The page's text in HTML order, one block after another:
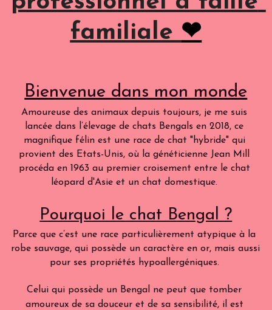
familiale ❤
Bienvenue dans mon monde
Amoureuse des animaux depuis toujours, je me suis
lancée dans l’élevage de chats Bengals en 2018, ce
magnifique félin est une race de chat "hybride" qui
provient des Etats-Unis, où la généticienne Jean Mill
procéda en 1963 au premier croisement entre le chat
léopard d'Asie et un chat domestique.
Pourquoi le chat Bengal ?
Parce que c’est une race particulièrement atypique à la
robe sauvage, qui possède un caractère en or, mais aussi
pour ses propriétés hypoallergéniques.
Celui qui possède un Bengal ne peut que tomber
amoureux de sa douceur et de sa sensibilité, il est